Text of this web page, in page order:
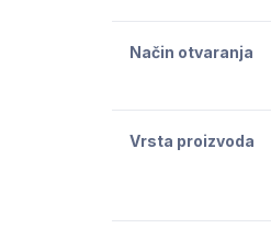
Način otvaranja
Vrsta proizvoda